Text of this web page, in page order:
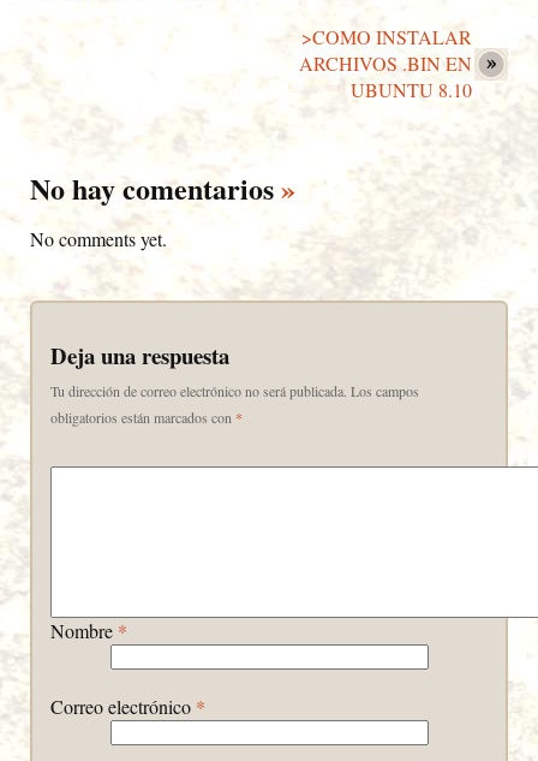
>COMO INSTALAR
ARCHIVOS .BIN EN
UBUNTU 8.10
No hay comentarios»
No comments yet.
Deja una respuesta
Tu dirección de correo electrónico no será publicada. Los campos
obligatorios están marcados con *
Nombre *
Correo electrónico *